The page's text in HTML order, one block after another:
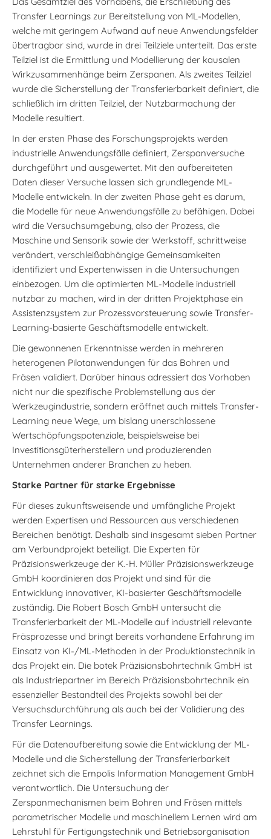
Transfer Learnings zur Bereitstellung von ML-Modellen,
welche mit geringem Aufwand auf neue Anwendungsfelder
übertragbar sind, wurde in drei Teilziele unterteilt. Das erste
Teilziel ist die Ermittlung und Modellierung der kausalen
Wirkzusammenhänge beim Zerspanen. Als zweites Teilziel
wurde die Sicherstellung der Transferierbarkeit definiert, die
schließlich im dritten Teilziel, der Nutzbarmachung der
Modelle resultiert.
In der ersten Phase des Forschungsprojekts werden
industrielle Anwendungsfälle definiert, Zerspanversuche
durchgeführt und ausgewertet. Mit den aufbereiteten
Daten dieser Versuche lassen sich grundlegende ML-
Modelle entwickeln. In der zweiten Phase geht es darum,
die Modelle für neue Anwendungsfälle zu befähigen. Dabei
wird die Versuchsumgebung, also der Prozess, die
Maschine und Sensorik sowie der Werkstoff, schrittweise
verändert, verschleißabhängige Gemeinsamkeiten
identifiziert und Expertenwissen in die Untersuchungen
einbezogen. Um die optimierten ML-Modelle industriell
nutzbar zu machen, wird in der dritten Projektphase ein
Assistenzsystem zur Prozessvorsteuerung sowie Transfer-
Learning-basierte Geschäftsmodelle entwickelt.
Die gewonnenen Erkenntnisse werden in mehreren
heterogenen Pilotanwendungen für das Bohren und
Fräsen validiert. Darüber hinaus adressiert das Vorhaben
nicht nur die spezifische Problemstellung aus der
Werkzeugindustrie, sondern eröffnet auch mittels Transfer-
Learning neue Wege, um bislang unerschlossene
Wertschöpfungspotenziale, beispielsweise bei
Investitionsgüterherstellern und produzierenden
Unternehmen anderer Branchen zu heben.
Starke Partner für starke Ergebnisse
Für dieses zukunftsweisende und umfängliche Projekt
werden Expertisen und Ressourcen aus verschiedenen
Bereichen benötigt. Deshalb sind insgesamt sieben Partner
am Verbundprojekt beteiligt. Die Experten für
Präzisionswerkzeuge der K.-H. Müller Präzisionswerkzeuge
GmbH koordinieren das Projekt und sind für die
Entwicklung innovativer, KI-basierter Geschäftsmodelle
zuständig. Die Robert Bosch GmbH untersucht die
Transferierbarkeit der ML-Modelle auf industriell relevante
Fräsprozesse und bringt bereits vorhandene Erfahrung im
Einsatz von KI-/ML-Methoden in der Produktionstechnik in
das Projekt ein. Die botek Präzisionsbohrtechnik GmbH ist
als Industriepartner im Bereich Präzisionsbohrtechnik ein
essenzieller Bestandteil des Projekts sowohl bei der
Versuchsdurchführung als auch bei der Validierung des
Transfer Learnings.
Für die Datenaufbereitung sowie die Entwicklung der ML-
Modelle und die Sicherstellung der Transferierbarkeit
zeichnet sich die Empolis Information Management GmbH
verantwortlich. Die Untersuchung der
Zerspanmechanismen beim Bohren und Fräsen mittels
parametrischer Modelle und maschinellem Lernen wird am
Lehrstuhl für Fertigungstechnik und Betriebsorganisation